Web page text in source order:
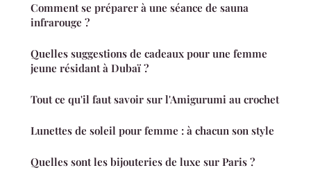
Comment se préparer à une séance de sauna
infrarouge ?
Quelles suggestions de cadeaux pour une femme
jeune résidant à Dubaï ?
Tout ce qu'il faut savoir sur l'Amigurumi au crochet
Lunettes de soleil pour femme : à chacun son style
Quelles sont les bijouteries de luxe sur Paris ?